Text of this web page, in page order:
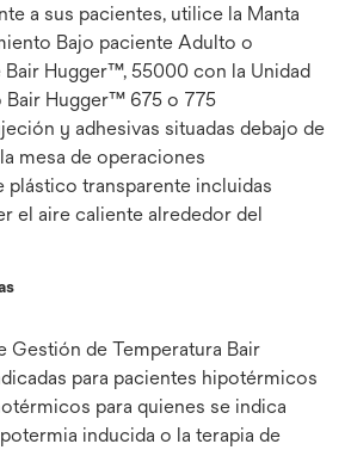
a sus pacientes, utilice la Manta
Bajo paciente Adulto o
Hugger™, 55000 con la Unidad
Bair Hugger™ 675 o 775
y adhesivas situadas debajo de
mesa de operaciones
plástico transparente incluidas
el aire caliente alrededor del
Gestión de Temperatura Bair
para pacientes hipotérmicos
para quienes se indica
inducida o la terapia de